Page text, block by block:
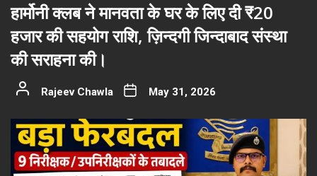
हार्मोनी क्लब ने मानवता के घर के लिए दी ₹20
हजार की सहयोग राशि, ज़िन्दगी जिन्दाबाद संस्था
की सराहना की।
Rajeev Chawla May 31, 2026